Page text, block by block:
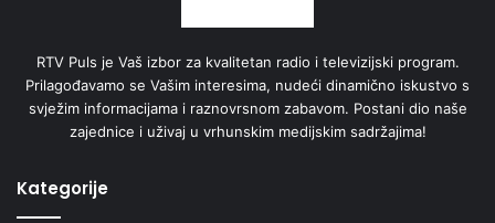
RTV Puls je Vaš izbor za kvalitetan radio i televizijski program.
Prilagođavamo se Vašim interesima, nudeći dinamično iskustvo s
svježim informacijama i raznovrsnom zabavom. Postani dio naše
zajednice i uživaj u vrhunskim medijskim sadržajima!
Kategorije